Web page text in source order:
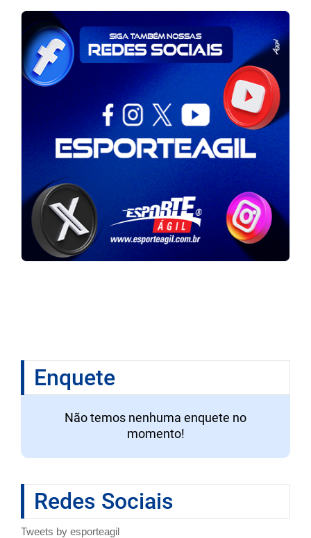
Enquete
Não temos nenhuma enquete no
momento!
Redes Sociais
Tweets by esporteagil